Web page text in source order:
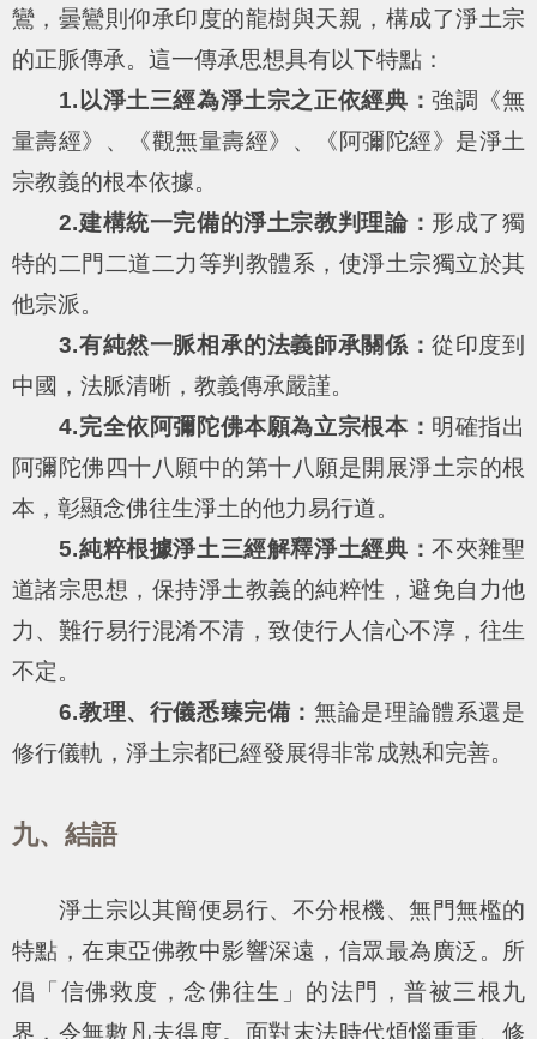
鸞，曇鸞則仰承印度的龍樹與天親，構成了淨土宗
的正脈傳承。這一傳承思想具有以下特點：
1.以淨土三經為淨土宗之正依經典：強調《無
量壽經》、《觀無量壽經》、《阿彌陀經》是淨土
宗教義的根本依據。
2.建構統一完備的淨土宗教判理論： 形成了獨
特的二門二道二力等判教體系，使淨土宗獨立於其
他宗派。
3.有純然一脈相承的法義師承關係：從印度到
中國，法脈清晰，教義傳承嚴謹。
4.完全依阿彌陀佛本願為立宗根本： 明確指出
阿彌陀佛四十八願中的第十八願是開展淨土宗的根
本，彰顯念佛往生淨土的他力易行道。
5.純粹根據淨土三經解釋淨土經典：不夾雜聖
道諸宗思想，保持淨土教義的純粹性，避免自力他
力、難行易行混淆不清，致使行人信心不淳，往生
不定。
6.教理、行儀悉臻完備：無論是理論體系還是
修行儀軌，淨土宗都已經發展得非常成熟和完善。
九、結語
淨土宗以其簡便易行、不分根機、無門無檻的
特點，在東亞佛教中影響深遠，信眾最為廣泛。所
倡「信佛救度，念佛往生」的法門，普被三根九
界，令無數凡夫得度。面對末法時代煩惱重重、修